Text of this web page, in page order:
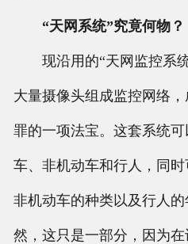
“天网系统”究竟何物？
现沿用的“天网监控系统
大量摄像头组成监控网络
罪的一项法宝。这套系统
车、非机动车和行人，同
非机动车的种类以及行人
然，这只是一部分，因为